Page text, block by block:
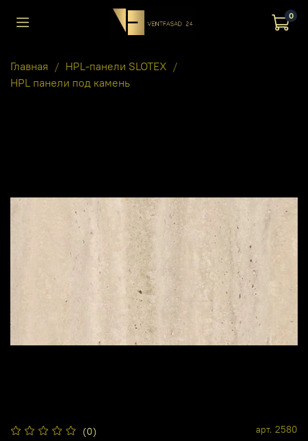
0
Главная
HPL-панели SLOTEX
HPL панели под камень
(0) арт. 2580